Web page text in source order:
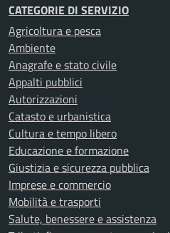
CATEGORIE DI SERVIZIO
Agricoltura e pesca
Ambiente
Anagrafe e stato civile
Appalti pubblici
Autorizzazioni
Catasto e urbanistica
Cultura e tempo libero
Educazione e formazione
Giustizia e sicurezza pubblica
Imprese e commercio
Mobilità e trasporti
Salute, benessere e assistenza